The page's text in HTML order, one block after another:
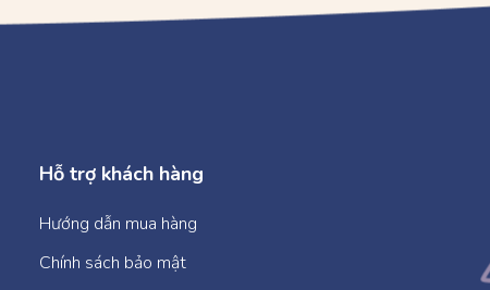
Hỗ trợ khách hàng
Hướng dẫn mua hàng
Chính sách bảo mật